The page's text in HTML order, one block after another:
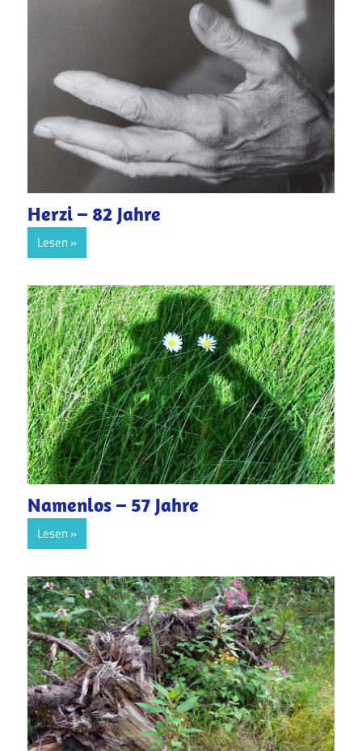
Herzi – 82 Jahre
Lesen
Namenlos – 57 Jahre
Lesen